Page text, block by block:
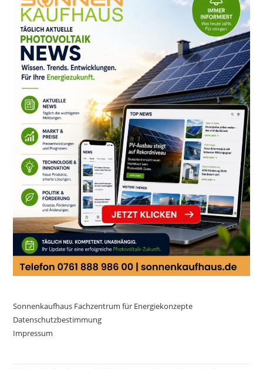
Sonnenkaufhaus Fachzentrum für Energiekonzepte
Datenschutzbestimmung
Impressum